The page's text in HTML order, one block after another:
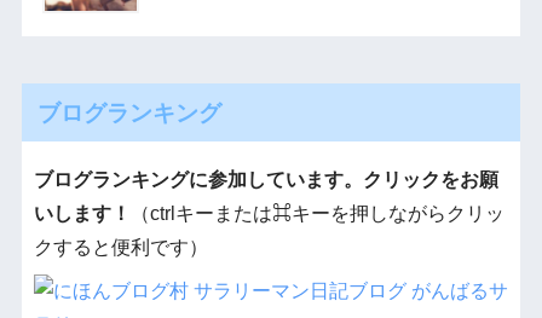
ブログランキング
ブログランキングに参加しています。クリックをお願
いします！
（ctrlキーまたは⌘キーを押しながらクリッ
クすると便利です）